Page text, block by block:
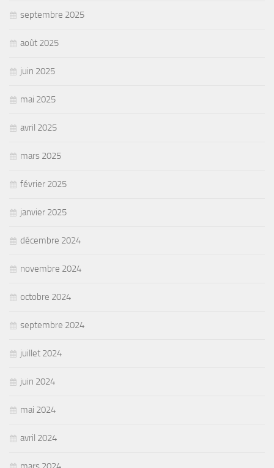
septembre 2025
août 2025
juin 2025
mai 2025
avril 2025
mars 2025
février 2025
janvier 2025
décembre 2024
novembre 2024
octobre 2024
septembre 2024
juillet 2024
juin 2024
mai 2024
avril 2024